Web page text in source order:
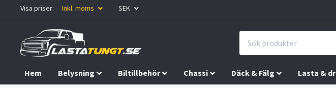
Visa priser: Inkl. moms SEK
Hem Belysning Biltillbehör Chassi Däck & Fälg Lasta &